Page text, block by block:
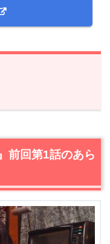
1話のあらすじと振り
クキズツキ』第2話あ
、粘着後悔のテーブル
つく大股開き男（塚地
達よしみ（平岩紙）の
前回第1話のあら